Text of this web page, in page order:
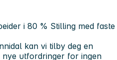
i 80 % Stilling med faste
kan vi tilby deg en
nye utfordringer for ingen